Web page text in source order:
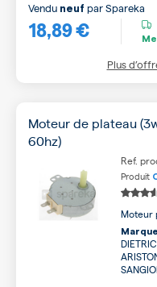
18,89 €
Vendu neuf parSpareka
Plus
Moteur de plateau
60hz)
Ref.
Produit
Moteur